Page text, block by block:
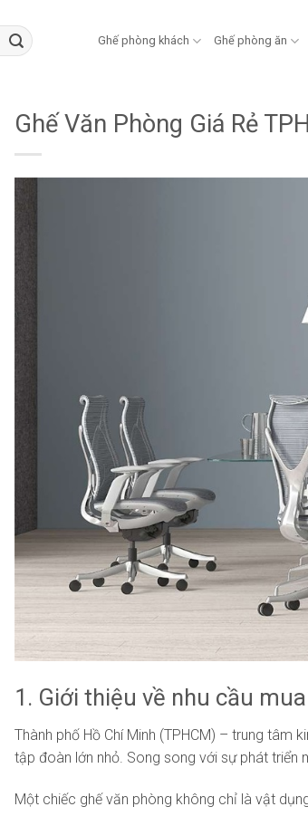
Ghế phòng khách Ghế phòng ăn
Ghế Văn Phòng Giá Rẻ
1. Giới thiệu về nhu cầu mua
Thành phố Hồ Chí Minh (TPHCM) – trung tâm
tập đoàn lớn nhỏ. Song song với sự phát triển
Một chiếc ghế văn phòng không chỉ là vật